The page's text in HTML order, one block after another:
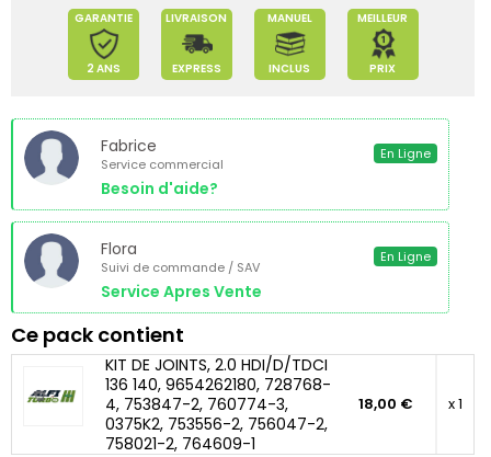
GARANTIE
2 ANS
LIVRAISON
EXPRESS
MANUEL
INCLUS
MEILLEUR
PRIX
Fabrice
Service commercial
Besoin d'aide?
En Ligne
Flora
Suivi de commande / SAV
Service Apres Vente
En Ligne
Ce pack contient
KIT DE JOINTS, 2.0 HDI/D/TDCI
136 140, 9654262180, 728768-
4, 753847-2, 760774-3,
0375K2, 753556-2, 756047-2,
758021-2, 764609-1
18,00 € x 1